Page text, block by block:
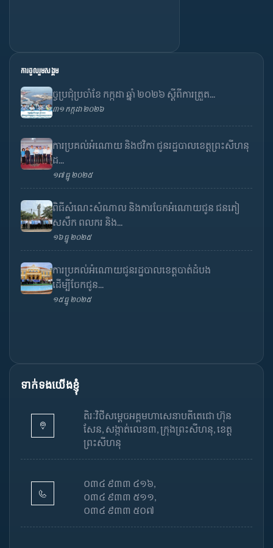
ការចូលរួមសង្គម
ច្ចប្រជុំប្រចាំខែ កក្កដា ឆ្នាំ ២០២៦ ស្តីពីការត្រួត...
៣១ កក្កដា ២០២៦
ការប្រគល់អំណោយ និងថវិកា ជូនរដ្ឋបាលខេត្តព្រះសីហនុ
ដ...
១៧ ធ្នូ ២០២៥
ពិធីសំណេះសំណាល និងការចែកអំណោយជូន ជនភៀ
សសឹក ពលករ និង...
១៦ ធ្នូ ២០២៥
ការប្រគល់អំណោយជូនរដ្ឋបាលខេត្តបាត់ដំបង
ដើម្បីចែកជូន...
១៥ ធ្នូ ២០២៥
ទាក់ទងយើងខ្ញុំ
តិរៈវិថីសម្តេចអគ្គមហាសេនាបតីតេជោ ហ៊ុន
សែន, សង្កាត់លេខ៣, ក្រុងព្រះសីហនុ, ខេត្ត
ព្រះសីហនុ
០៣៤ ៩៣៣ ៤១៦,
០៣៤ ៩៣៣ ៥១១,
០៣៤ ៩៣៣ ៥០៧